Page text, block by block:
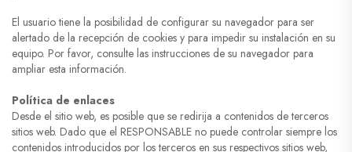
El usuario tiene la posibilidad de configurar su navegador para ser
alertado de la recepción de cookies y para impedir su instalación en su
equipo. Por favor, consulte las instrucciones de su navegador para
ampliar esta información.
Política de enlaces
Desde el sitio web, es posible que se redirija a contenidos de terceros
sitios web. Dado que el RESPONSABLE no puede controlar siempre los
contenidos introducidos por los terceros en sus respectivos sitios web,